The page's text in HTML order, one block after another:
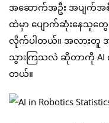
အဆောက်အဦး အပျက်အစီ
ထဲမှာ ပျောက်ဆုံးနေသူတွ
လိုက်ပါတယ်။ အလားတူ
သွားကြသလဲ ဆိုတာကို AI
တယ်။